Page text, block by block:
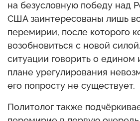
на безусловную победу над
США заинтересованы лишь
перемирии, после которого
возобновиться с новой
ситуации говорить о едином
плане урегулирования
его попросту не существует.
Политолог также